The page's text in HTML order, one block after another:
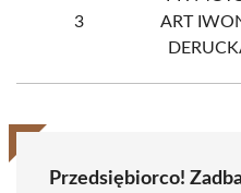
3
ART
Przedsiębiorco!